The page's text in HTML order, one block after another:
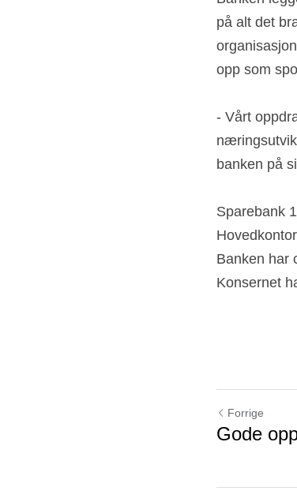
Banken
på alt det
opp som
- Vårt
banken på
Sparebank
Banken
Konsernet
Gode